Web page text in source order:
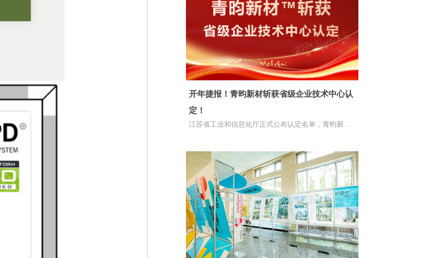
开年捷报！青昀新材斩获省级企业技术中心认
定！
江苏省工业和信息化厅正式公布认定名单，青昀新材